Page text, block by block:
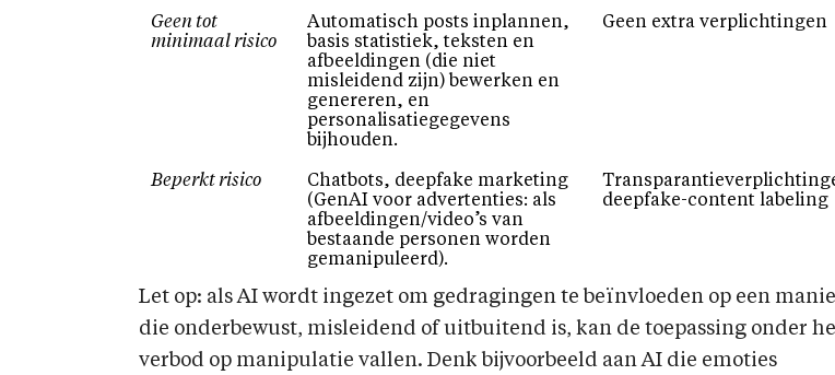
Geen tot
minimaal risico
Automatisch posts inplannen,
basis statistiek, teksten en
afbeeldingen (die niet
misleidend zijn) bewerken en
genereren, en
personalisatiegegevens
bijhouden.
Geen extra verplichtingen
Beperkt risico
Chatbots, deepfake marketing
(GenAI voor advertenties: als
afbeeldingen/video’s van
bestaande personen worden
gemanipuleerd).
deepfake-content labeling
Let op: als AI wordt ingezet om gedragingen te beïnvloeden op een
die onderbewust, misleidend of uitbuitend is, kan de toepassing onder
verbod op manipulatie vallen. Denk bijvoorbeeld aan AI die emoties